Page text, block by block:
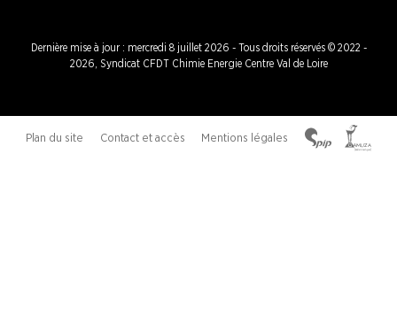
Dernière mise à jour : mercredi 8 juillet 2026 - Tous droits réservés © 2022 -
2026, Syndicat CFDT Chimie Energie Centre Val de Loire
Plan du site Contact et accès Mentions légales